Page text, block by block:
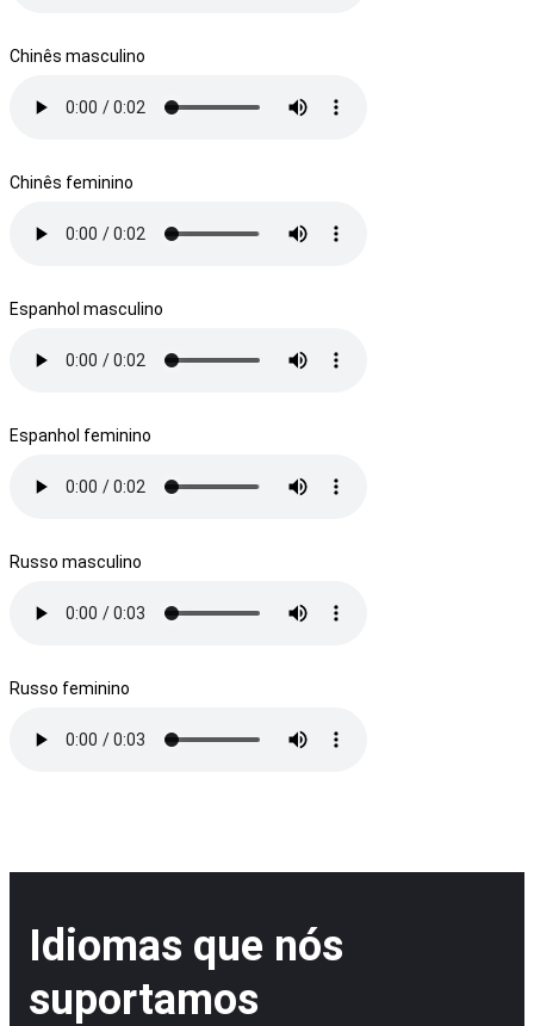
Chinês masculino
Chinês feminino
Espanhol masculino
Espanhol feminino
Russo masculino
Russo feminino
Idiomas que nós
suportamos